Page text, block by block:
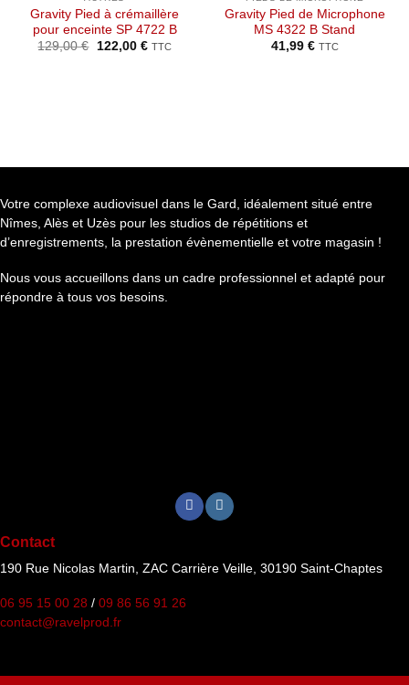
Gravity Pied à crémaillère
pour enceinte SP 4722 B
129,00€
Le
122,00 €Le
TTC
Gravity Pied de Microphone
MS 4322 B Stand
41,99 € TTC
Votre complexe audiovisuel dans le Gard, idéalement situé entre
Nîmes, Alès et Uzès pour les studios de répétitions et
d’enregistrements, la prestation évènementielle et votre magasin !
Nous vous accueillons dans un cadre professionnel et adapté pour
répondre à tous vos besoins.
Contact
190 Rue Nicolas Martin, ZAC Carrière Veille, 30190 Saint-Chaptes
06 95 15 00 28 / 09 86 56 91 26
contact@ravelprod.fr